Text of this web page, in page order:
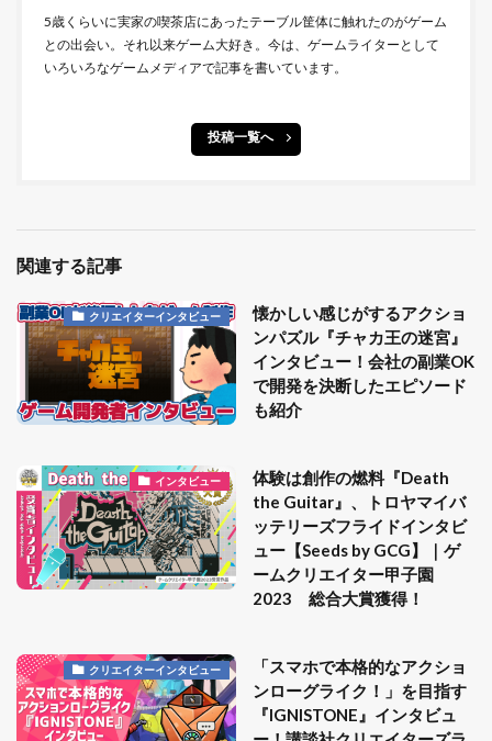
5歳くらいに実家の喫茶店にあったテーブル筐体に触れたのがゲーム
との出会い。それ以来ゲーム大好き。今は、ゲームライターとして
いろいろなゲームメディアで記事を書いています。
投稿一覧へ
関連する記事
クリエイターインタビュー
懐かしい感じがするアクショ
ンパズル『チャカ王の迷宮』
インタビュー！会社の副業OK
で開発を決断したエピソード
も紹介
インタビュー
体験は創作の燃料『Death
the Guitar』、トロヤマイバ
ッテリーズフライドインタビ
ュー【Seeds by GCG】｜ゲ
ームクリエイター甲子園
2023 総合大賞獲得！
クリエイターインタビュー
「スマホで本格的なアクショ
ンローグライク！」を目指す
『IGNISTONE』インタビュ